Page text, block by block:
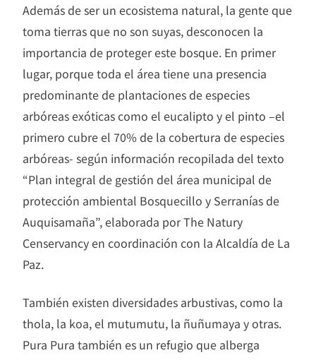
Además de ser un ecosistema natural, la gente que
toma tierras que no son suyas, desconocen la
importancia de proteger este bosque. En primer
lugar, porque toda el área tiene una presencia
predominante de plantaciones de especies
arbóreas exóticas como el eucalipto y el pinto –el
primero cubre el 70% de la cobertura de especies
arbóreas- según información recopilada del texto
“Plan integral de gestión del área municipal de
protección ambiental Bosquecillo y Serranías de
Auquisamaña”, elaborada por The Natury
Censervancy en coordinación con la Alcaldía de La
Paz.
También existen diversidades arbustivas, como la
thola, la koa, el mutumutu, la ñuñumaya y otras.
Pura Pura también es un refugio que alberga